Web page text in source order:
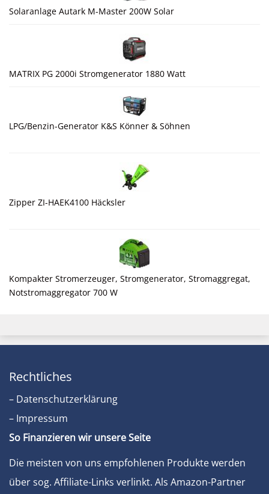
Solaranlage Autark M-Master 200W Solar
MATRIX PG 2000i Stromgenerator 1880 Watt
LPG/Benzin-Generator K&S Könner & Söhnen
Zipper ZI-HAEK4100 Häcksler
Kompakter Stromerzeuger, Stromgenerator, Stromaggregat,
Notstromaggregator 700 W
Rechtliches
– Datenschutzerklärung
– Impressum
So Finanzieren wir unsere Seite
Die meisten von uns empfohlenen Produkte werden
über sog. Affiliate-Links verlinkt. Als Amazon-Partner